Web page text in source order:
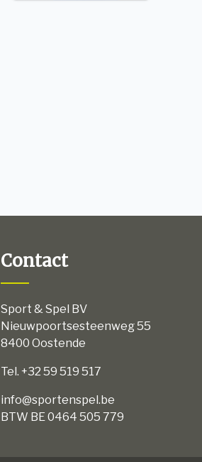
Contact
Sport & Spel BV
Nieuwpoortsesteenweg 55
8400 Oostende
Tel. +32 59 519 517
info@sportenspel.be
BTW BE 0464 505 779